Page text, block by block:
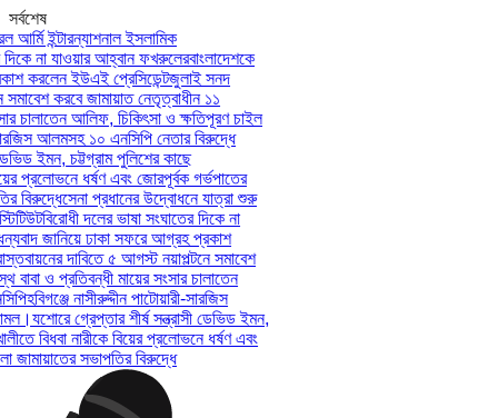
সর্বশেষ
ইন্টারন্যাশনাল ইসলামিক
না যাওয়ার আহ্বান ফখরুলেরবাংলাদেশকে
করলেন ইউএই প্রেসিডেন্টজুলাই সনদ
করবে জামায়াত নেতৃত্বাধীন ১১
আলিফ, চিকিৎসা ও ক্ষতিপূরণ চাইল
আলমসহ ১০ এনসিপি নেতার বিরুদ্ধে
ইমন, চট্টগ্রাম পুলিশের কাছে
প্রলোভনে ধর্ষণ এবং জোরপূর্বক গর্ভপাতের
সেনা প্রধানের উদ্বোধনে যাত্রা শুরু
বিরোধী দলের ভাষা সংঘাতের দিকে না
জানিয়ে ঢাকা সফরে আগ্রহ প্রকাশ
দাবিতে ৫ আগস্ট নয়াপল্টনে সমাবেশ
ও প্রতিবন্ধী মায়ের সংসার চালাতেন
হবিগঞ্জে নাসীরুদ্দীন পাটোয়ারী-সারজিস
যশোরে গ্রেপ্তার শীর্ষ সন্ত্রাসী ডেভিড ইমন,
বিধবা নারীকে বিয়ের প্রলোভনে ধর্ষণ এবং
সভাপতির বিরুদ্ধে